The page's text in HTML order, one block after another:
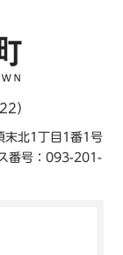
）
北1丁目1番1号
番号：093-201-